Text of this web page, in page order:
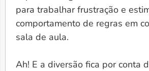
para trabalhar frustração e
comportamento de regras em
sala de aula.
Ah! E a diversão fica por conta